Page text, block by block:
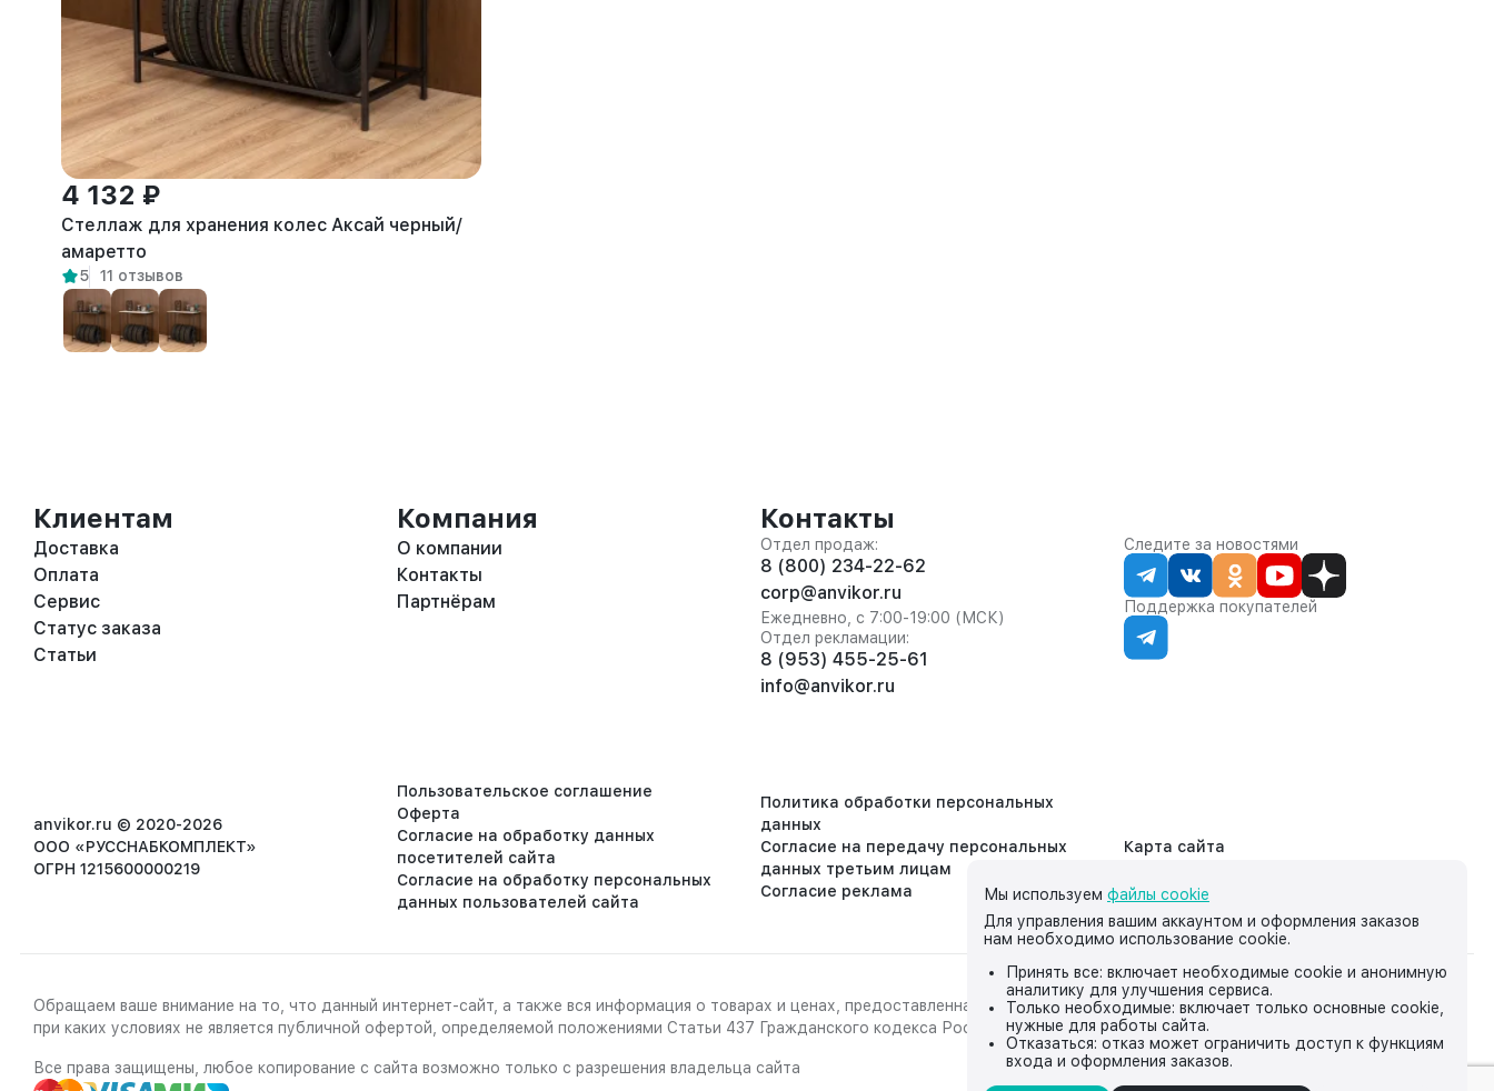
4 132 ₽
Стеллаж для хранения колес Аксай черный/
амаретто
5 11 отзывов
Клиентам
Доставка
Оплата
Сервис
Статус заказа
Статьи
Компания
О компании
Контакты
Партнёрам
Контакты
Отдел продаж:
8 (800) 234-22-62
corp@anvikor.ru
Ежедневно, с 7:00-19:00 (МСК)
Отдел рекламации:
8 (953) 455-25-61
info@anvikor.ru
Следите за новостями
Поддержка покупателей
anvikor.ru © 2020-2026
ООО «РУССНАБКОМПЛЕКТ»
ОГРН 1215600000219
Пользовательское соглашение
Оферта
Согласие на обработку данных
посетителей сайта
Согласие на обработку персональных
данных пользователей сайта
Политика обработки персональных
данных
Согласие на передачу персональных
данных третьим лицам
Согласие реклама
Карта сайта
Обращаем ваше внимание на то, что данный интернет-сайт, а также вся информация о товарах и ценах, предоставленная на нём, носит исключительно информационный характер и ни
при каких условиях не является публичной офертой, определяемой положениями Статьи 437 Гражданского кодекса Российской Федерации.
Все права защищены, любое копирование с сайта возможно только с разрешения владельца сайта
Мы используем файлы cookie
Для управления вашим аккаунтом и оформления заказов
нам необходимо использование cookie.
Принять все: включает необходимые cookie и анонимную
аналитику для улучшения сервиса.
Только необходимые: включает только основные cookie,
нужные для работы сайта.
Отказаться: отказ может ограничить доступ к функциям
входа и оформления заказов.